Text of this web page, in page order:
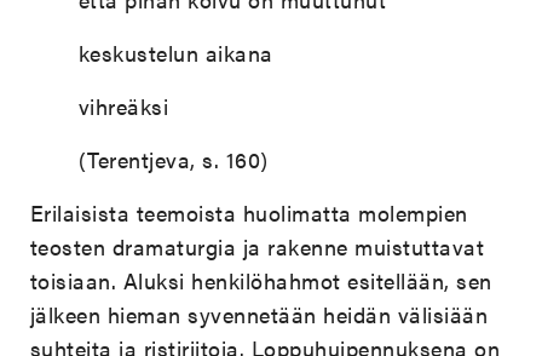
keskustelun aikana
vihreäksi
(Terentjeva, s. 160)
Erilaisista teemoista huolimatta molempien
teosten dramaturgia ja rakenne muistuttavat
toisiaan. Aluksi henkilöhahmot esitellään, sen
jälkeen hieman syvennetään heidän välisiään
suhteita ja ristiriitoja. Loppuhuipennuksena on